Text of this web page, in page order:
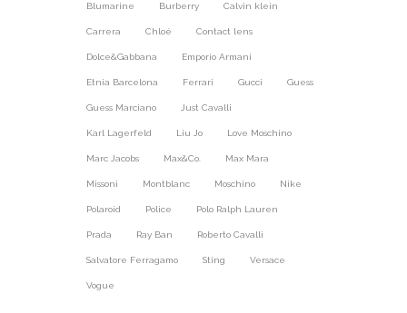
Blumarine Burberry Calvin klein
Carrera Chloé Contact lens
Dolce&Gabbana Emporio Armani
Etnia Barcelona Ferrari Gucci Guess
Guess Marciano Just Cavalli
Karl Lagerfeld Liu Jo Love Moschino
Marc Jacobs Max&Co. Max Mara
Missoni Montblanc Moschino Nike
Polaroid Police Polo Ralph Lauren
Prada Ray Ban Roberto Cavalli
Salvatore Ferragamo Sting Versace
Vogue